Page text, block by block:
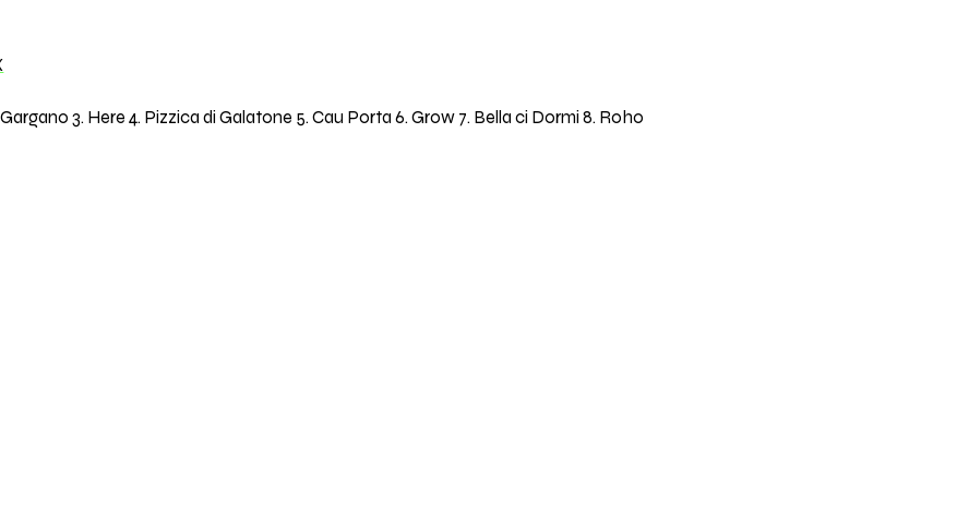
3. Here 4. Pizzica di Galatone 5. Cau Porta 6. Grow 7. Bella ci Dormi 8. Roho